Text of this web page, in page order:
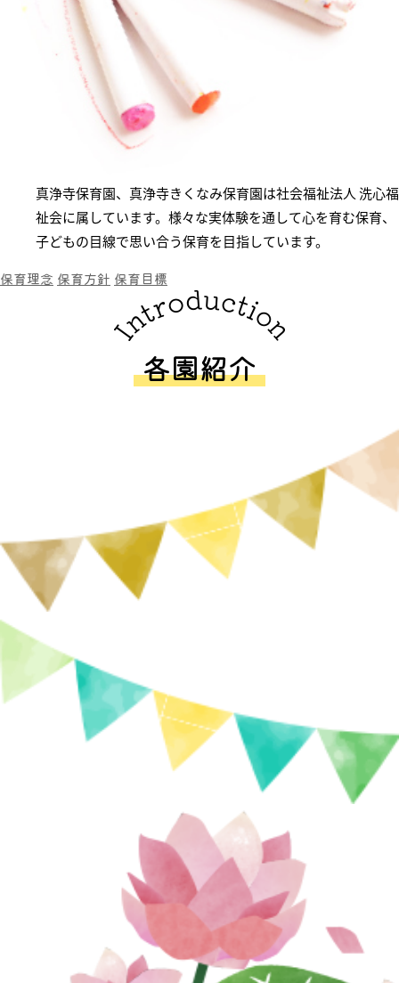
真浄寺保育園、真浄寺きくなみ保育園は社会福祉法人 洗心福
祉会に属しています。様々な実体験を通して心を育む保育、
子どもの目線で思い合う保育を目指しています。
保育理念 保育方針 保育目標
各園紹介